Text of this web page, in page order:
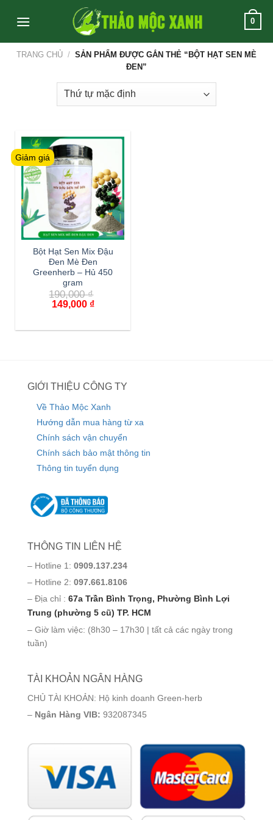
0
TRANG CHỦ / SẢN PHẨM ĐƯỢC GẮN THẺ “BỘT HẠT SEN MÈ
ĐEN”
Giảm giá
Bột Hạt Sen Mix Đậu
Đen Mè Đen
Greenherb – Hủ 450
gram
190,000₫
149,000 ₫
GIỚI THIỆU CÔNG TY
Về Thảo Mộc Xanh
Hướng dẫn mua hàng từ xa
Chính sách vận chuyển
Chính sách bảo mật thông tin
Thông tin tuyển dụng
THÔNG TIN LIÊN HỆ
– Hotline 1: 0909.137.234
– Hotline 2: 097.661.8106
– Địa chỉ : 67a Trần Bình Trọng, Phường Bình Lợi
Trung (phường 5 cũ) TP. HCM
– Giờ làm việc: (8h30 – 17h30 | tất cả các ngày trong
tuần)
TÀI KHOẢN NGÂN HÀNG
CHỦ TÀI KHOẢN: Hộ kinh doanh Green-herb
– Ngân Hàng VIB: 932087345